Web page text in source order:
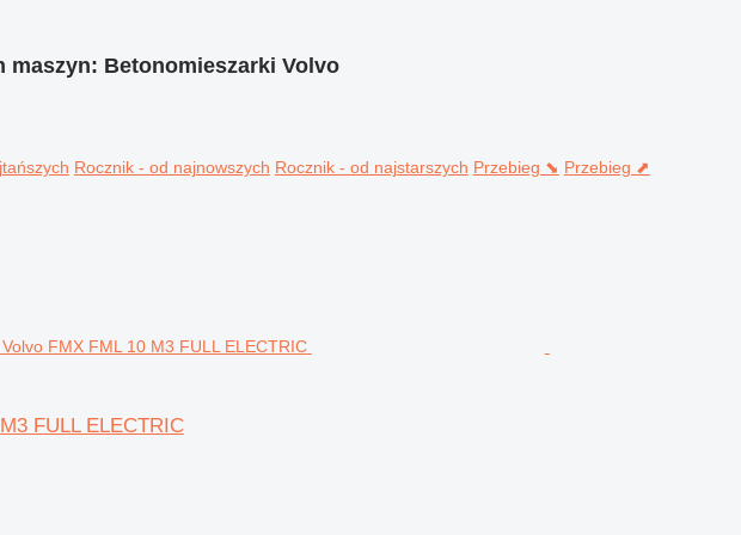
maszyn: Betonomieszarki Volvo
Rocznik - od najnowszych Rocznik - od najstarszych Przebieg ⬊ Przebieg ⬈
FULL ELECTRIC